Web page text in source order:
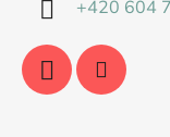
+420 604